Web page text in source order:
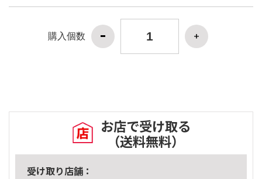
購入個数
お店で受け取る
（送料無料）
受け取り店舗：